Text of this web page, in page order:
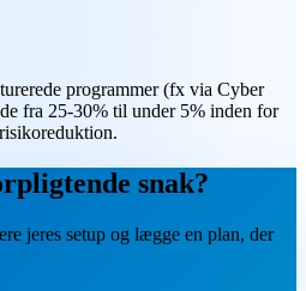
programmer (fx via Cyber
fra 25-30% til under 5% inden for
snak?
jeres setup og lægge en plan, der